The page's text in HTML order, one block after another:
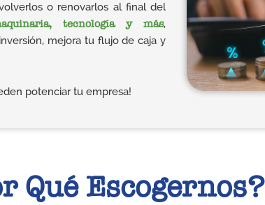
o renovarlos al final del
tecnología y más,
mejora tu flujo de caja y
potenciar tu empresa!
Qué Escogernos?